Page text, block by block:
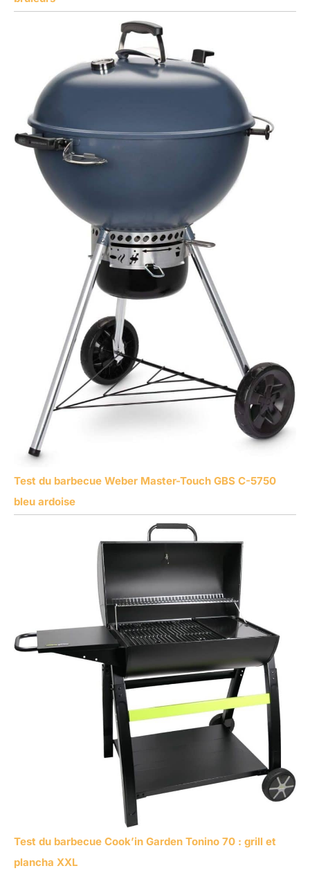
Test du barbecue Weber Master-Touch GBS C-5750
bleu ardoise
Test du barbecue Cook’in Garden Tonino 70 : grill et
plancha XXL